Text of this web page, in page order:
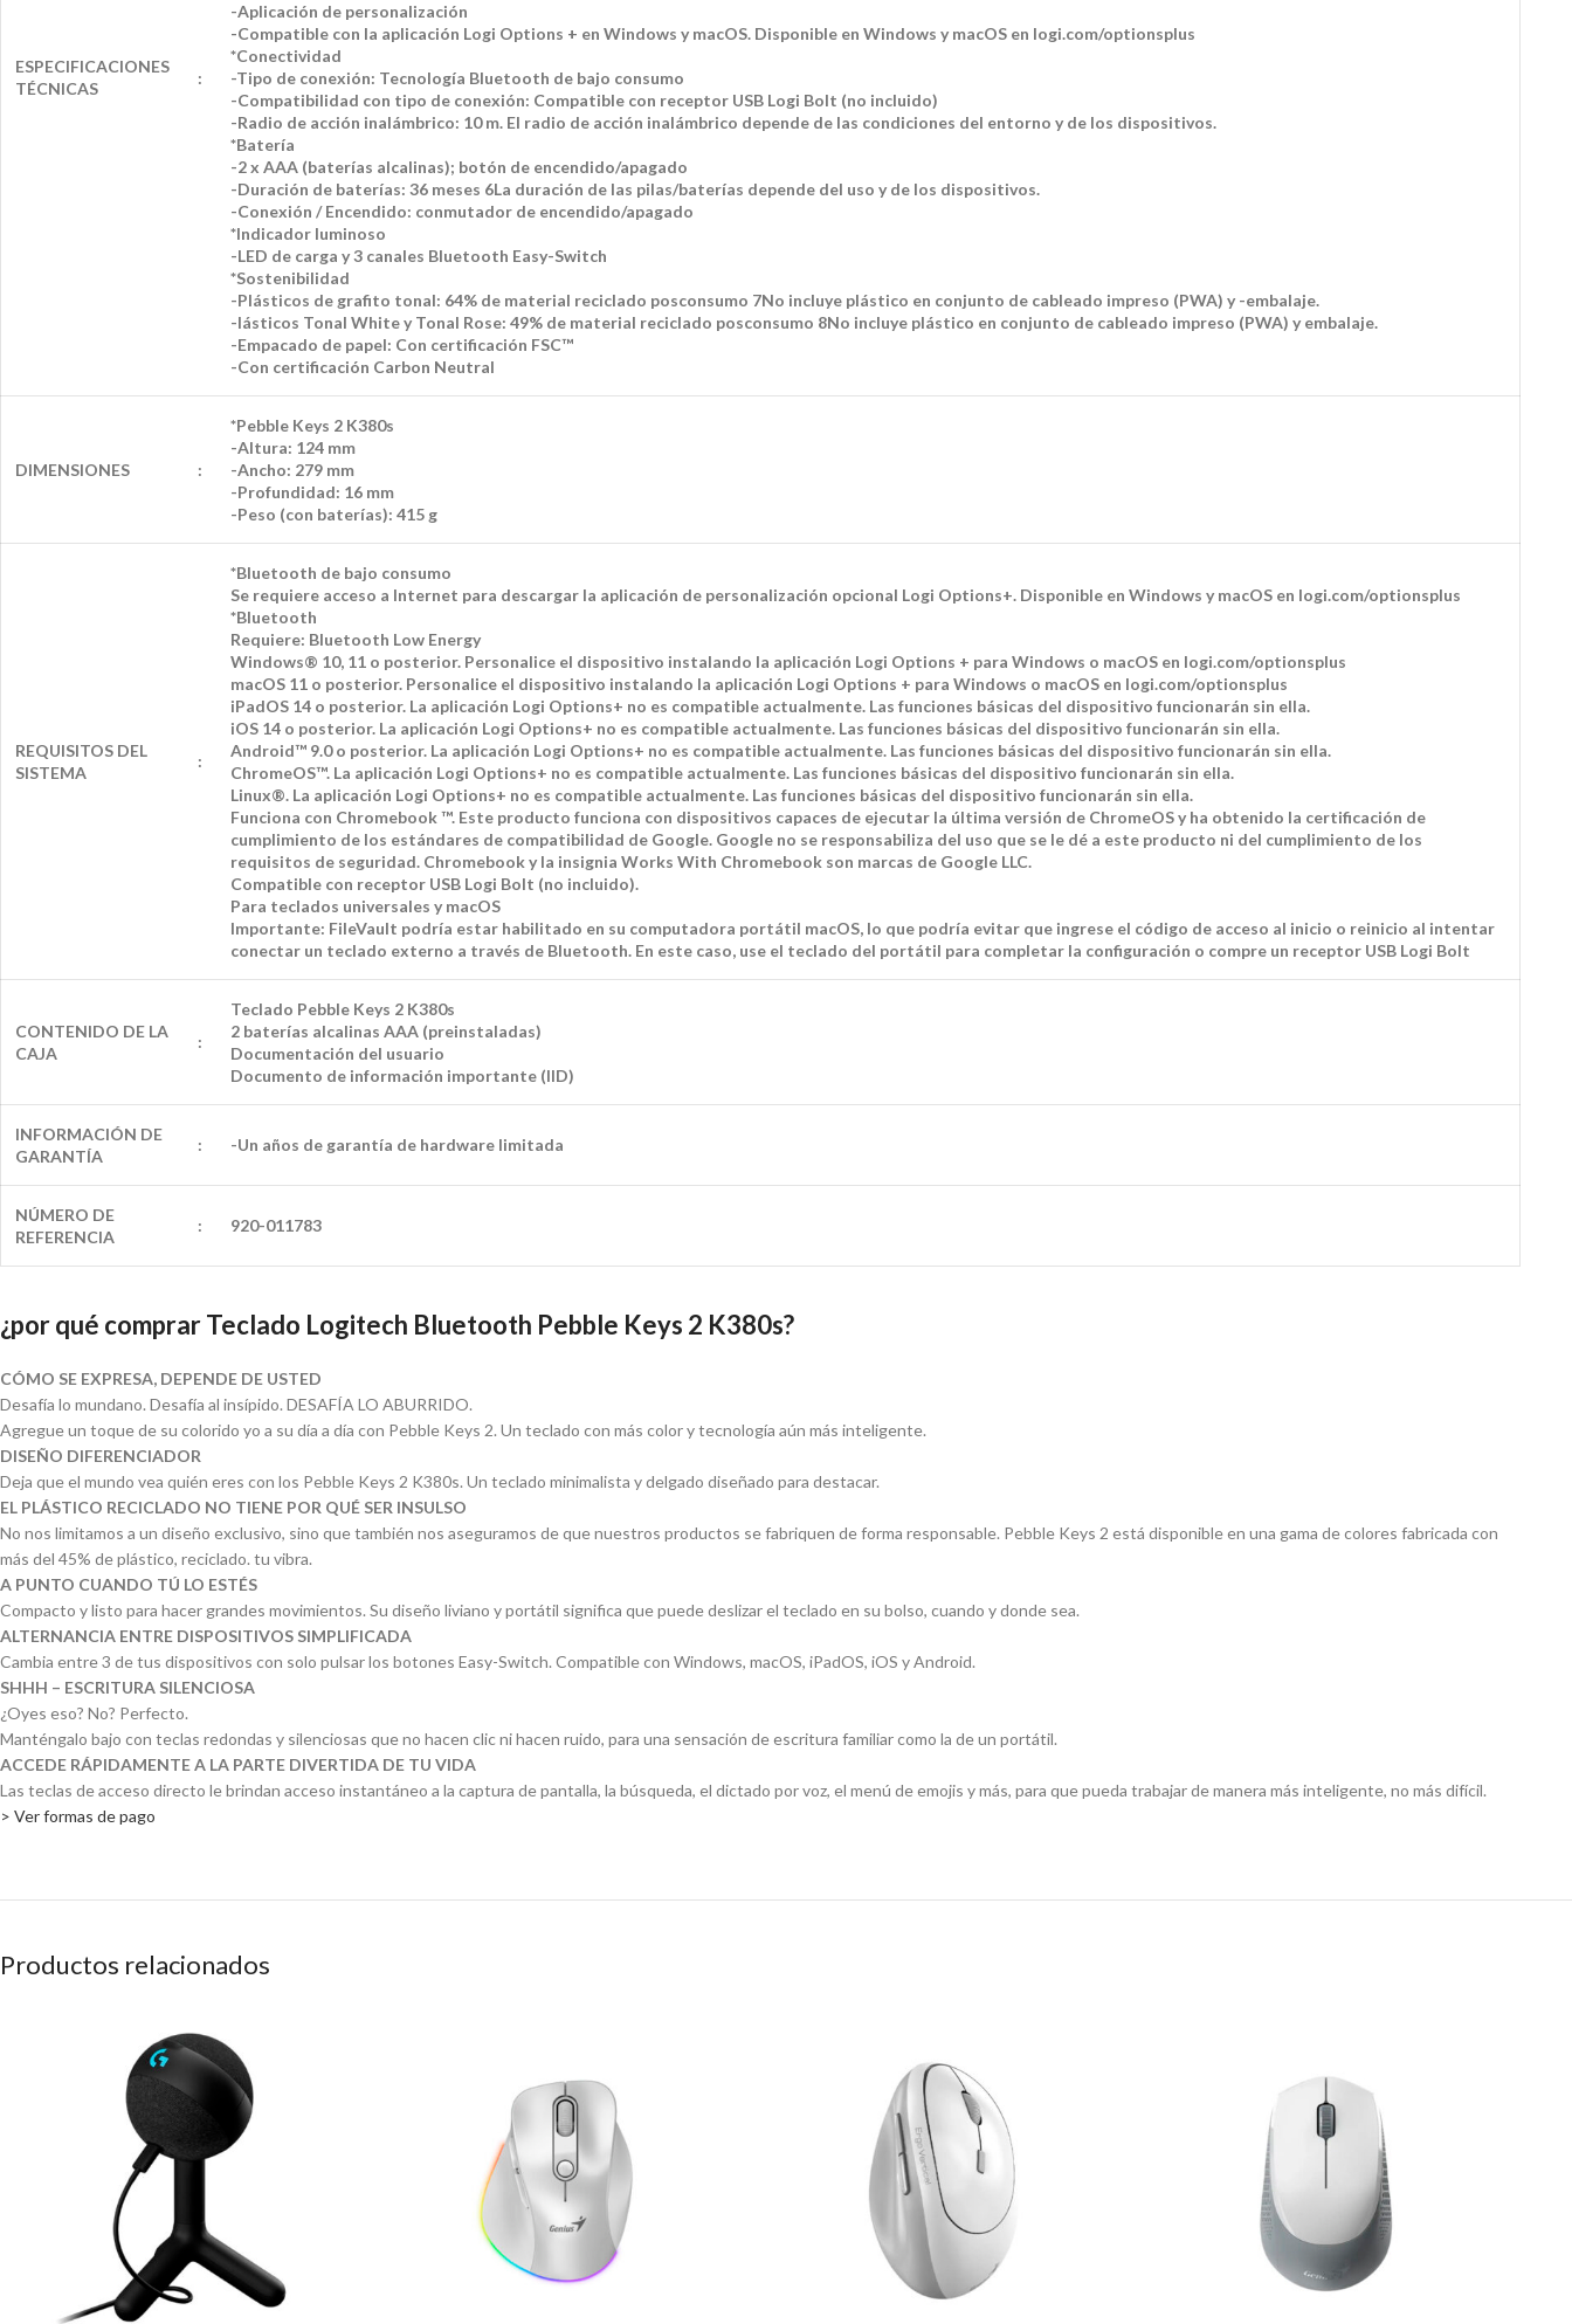
ESPECIFICACIONES
TÉCNICAS
:
-Aplicación de personalización
-Compatible con la aplicación Logi Options + en Windows y macOS. Disponible en Windows y macOS en logi.com/optionsplus
*Conectividad
-Tipo de conexión: Tecnología Bluetooth de bajo consumo
-Compatibilidad con tipo de conexión: Compatible con receptor USB Logi Bolt (no incluido)
-Radio de acción inalámbrico: 10 m. El radio de acción inalámbrico depende de las condiciones del entorno y de los dispositivos.
*Batería
-2 x AAA (baterías alcalinas); botón de encendido/apagado
-Duración de baterías: 36 meses 6La duración de las pilas/baterías depende del uso y de los dispositivos.
-Conexión / Encendido: conmutador de encendido/apagado
*Indicador luminoso
-LED de carga y 3 canales Bluetooth Easy-Switch
*Sostenibilidad
-Plásticos de grafito tonal: 64% de material reciclado posconsumo 7No incluye plástico en conjunto de cableado impreso (PWA) y -embalaje.
-lásticos Tonal White y Tonal Rose: 49% de material reciclado posconsumo 8No incluye plástico en conjunto de cableado impreso (PWA) y embalaje.
-Empacado de papel: Con certificación FSC™
-Con certificación Carbon Neutral
DIMENSIONES :
*Pebble Keys 2 K380s
-Altura: 124 mm
-Ancho: 279 mm
-Profundidad: 16 mm
-Peso (con baterías): 415 g
REQUISITOS DEL
SISTEMA
:
*Bluetooth de bajo consumo
Se requiere acceso a Internet para descargar la aplicación de personalización opcional Logi Options+. Disponible en Windows y macOS en logi.com/optionsplus
*Bluetooth
Requiere: Bluetooth Low Energy
Windows® 10, 11 o posterior. Personalice el dispositivo instalando la aplicación Logi Options + para Windows o macOS en logi.com/optionsplus
macOS 11 o posterior. Personalice el dispositivo instalando la aplicación Logi Options + para Windows o macOS en logi.com/optionsplus
iPadOS 14 o posterior. La aplicación Logi Options+ no es compatible actualmente. Las funciones básicas del dispositivo funcionarán sin ella.
iOS 14 o posterior. La aplicación Logi Options+ no es compatible actualmente. Las funciones básicas del dispositivo funcionarán sin ella.
Android™ 9.0 o posterior. La aplicación Logi Options+ no es compatible actualmente. Las funciones básicas del dispositivo funcionarán sin ella.
ChromeOS™. La aplicación Logi Options+ no es compatible actualmente. Las funciones básicas del dispositivo funcionarán sin ella.
Linux®. La aplicación Logi Options+ no es compatible actualmente. Las funciones básicas del dispositivo funcionarán sin ella.
Funciona con Chromebook ™. Este producto funciona con dispositivos capaces de ejecutar la última versión de ChromeOS y ha obtenido la certificación de
cumplimiento de los estándares de compatibilidad de Google. Google no se responsabiliza del uso que se le dé a este producto ni del cumplimiento de los
requisitos de seguridad. Chromebook y la insignia Works With Chromebook son marcas de Google LLC.
Compatible con receptor USB Logi Bolt (no incluido).
Para teclados universales y macOS
Importante: FileVault podría estar habilitado en su computadora portátil macOS, lo que podría evitar que ingrese el código de acceso al inicio o reinicio al intentar
conectar un teclado externo a través de Bluetooth. En este caso, use el teclado del portátil para completar la configuración o compre un receptor USB Logi Bolt
CONTENIDO DE LA
CAJA
:
Teclado Pebble Keys 2 K380s
2 baterías alcalinas AAA (preinstaladas)
Documentación del usuario
Documento de información importante (IID)
INFORMACIÓN DE
GARANTÍA
: -Un años de garantía de hardware limitada
NÚMERO DE
REFERENCIA
: 920-011783
¿por qué comprar Teclado Logitech Bluetooth Pebble Keys 2 K380s?
CÓMO SE EXPRESA, DEPENDE DE USTED
Desafía lo mundano. Desafía al insípido. DESAFÍA LO ABURRIDO.
Agregue un toque de su colorido yo a su día a día con Pebble Keys 2. Un teclado con más color y tecnología aún más inteligente.
DISEÑO DIFERENCIADOR
Deja que el mundo vea quién eres con los Pebble Keys 2 K380s. Un teclado minimalista y delgado diseñado para destacar.
EL PLÁSTICO RECICLADO NO TIENE POR QUÉ SER INSULSO
No nos limitamos a un diseño exclusivo, sino que también nos aseguramos de que nuestros productos se fabriquen de forma responsable. Pebble Keys 2 está disponible en una gama de colores fabricada con
más del 45% de plástico, reciclado. tu vibra.
A PUNTO CUANDO TÚ LO ESTÉS
Compacto y listo para hacer grandes movimientos. Su diseño liviano y portátil significa que puede deslizar el teclado en su bolso, cuando y donde sea.
ALTERNANCIA ENTRE DISPOSITIVOS SIMPLIFICADA
Cambia entre 3 de tus dispositivos con solo pulsar los botones Easy-Switch. Compatible con Windows, macOS, iPadOS, iOS y Android.
SHHH – ESCRITURA SILENCIOSA
¿Oyes eso? No? Perfecto.
Manténgalo bajo con teclas redondas y silenciosas que no hacen clic ni hacen ruido, para una sensación de escritura familiar como la de un portátil.
ACCEDE RÁPIDAMENTE A LA PARTE DIVERTIDA DE TU VIDA
Las teclas de acceso directo le brindan acceso instantáneo a la captura de pantalla, la búsqueda, el dictado por voz, el menú de emojis y más, para que pueda trabajar de manera más inteligente, no más difícil.
> Ver formas de pago
Productos relacionados